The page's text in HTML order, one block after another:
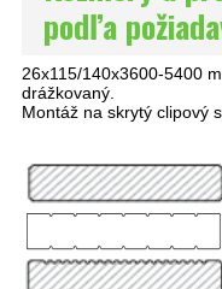
podľa
26x115/140x3600-5400
drážkovaný.
Montáž na skrytý clipový